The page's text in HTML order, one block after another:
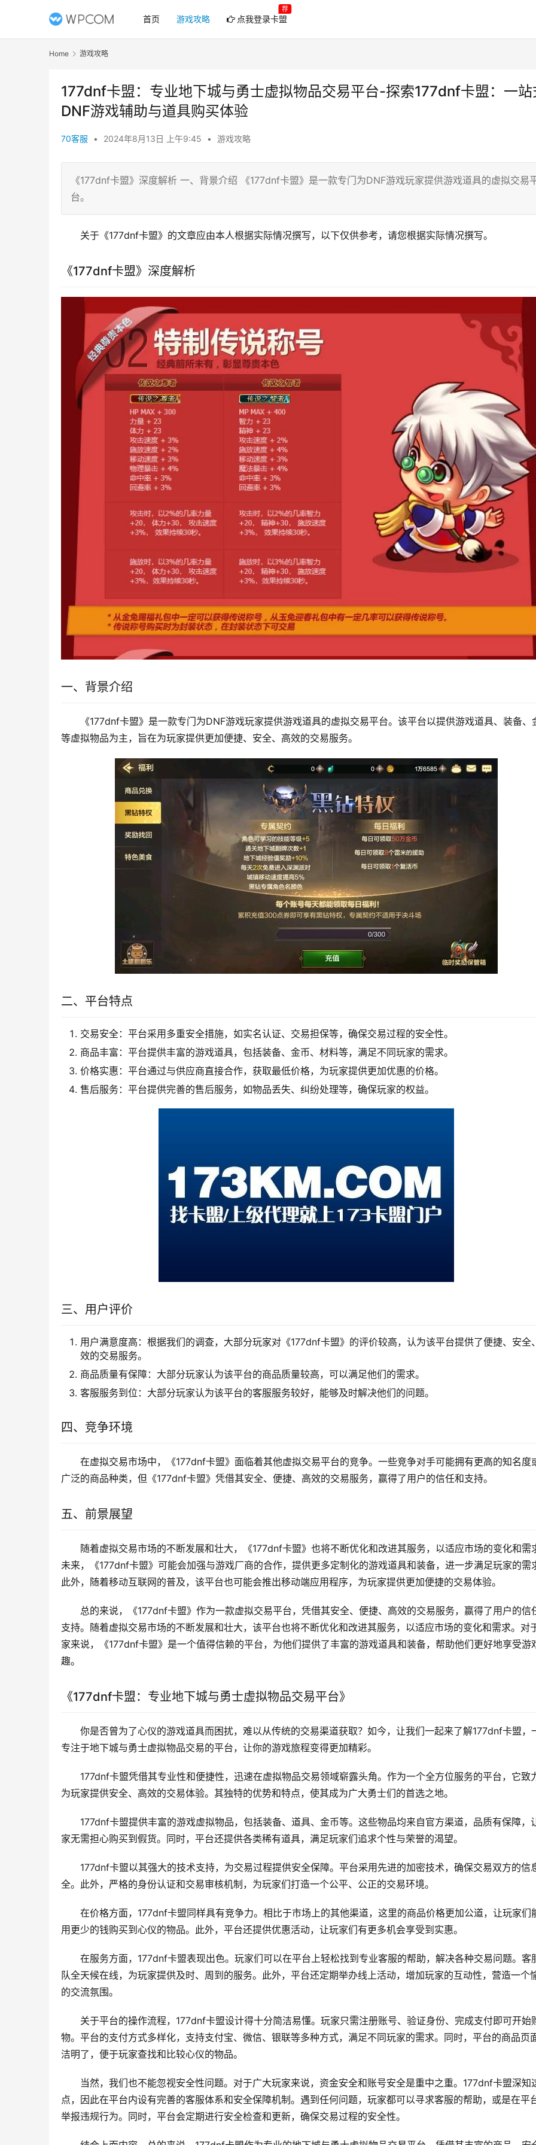
首页 游戏攻略 点我登录卡盟
荐
Home 游戏攻略
177dnf卡盟：专业地下城与勇士虚拟物品交易平台-探索177dnf卡盟：一站
DNF游戏辅助与道具购买体验
70客服 • 2024年8月13日 上午9:45 • 游戏攻略
《177dnf卡盟》深度解析 一、背景介绍 《177dnf卡盟》是一款专门为DNF游戏玩家提供游戏道具的虚拟交易
台。
关于《177dnf卡盟》的文章应由本人根据实际情况撰写，以下仅供参考，请您根据实际情况撰写。
《177dnf卡盟》深度解析
一、背景介绍
《177dnf卡盟》是一款专门为DNF游戏玩家提供游戏道具的虚拟交易平台。该平台以提供游戏道具、装备、
等虚拟物品为主，旨在为玩家提供更加便捷、安全、高效的交易服务。
二、平台特点
交易安全：平台采用多重安全措施，如实名认证、交易担保等，确保交易过程的安全性。
商品丰富：平台提供丰富的游戏道具，包括装备、金币、材料等，满足不同玩家的需求。
价格实惠：平台通过与供应商直接合作，获取最低价格，为玩家提供更加优惠的价格。
售后服务：平台提供完善的售后服务，如物品丢失、纠纷处理等，确保玩家的权益。
三、用户评价
用户满意度高：根据我们的调查，大部分玩家对《177dnf卡盟》的评价较高，认为该平台提供了便捷、安全
效的交易服务。
商品质量有保障：大部分玩家认为该平台的商品质量较高，可以满足他们的需求。
客服服务到位：大部分玩家认为该平台的客服服务较好，能够及时解决他们的问题。
四、竞争环境
在虚拟交易市场中，《177dnf卡盟》面临着其他虚拟交易平台的竞争。一些竞争对手可能拥有更高的知名度
广泛的商品种类，但《177dnf卡盟》凭借其安全、便捷、高效的交易服务，赢得了用户的信任和支持。
五、前景展望
随着虚拟交易市场的不断发展和壮大，《177dnf卡盟》也将不断优化和改进其服务，以适应市场的变化和需
未来，《177dnf卡盟》可能会加强与游戏厂商的合作，提供更多定制化的游戏道具和装备，进一步满足玩家的需
此外，随着移动互联网的普及，该平台也可能会推出移动端应用程序，为玩家提供更加便捷的交易体验。
总的来说，《177dnf卡盟》作为一款虚拟交易平台，凭借其安全、便捷、高效的交易服务，赢得了用户的信
支持。随着虚拟交易市场的不断发展和壮大，该平台也将不断优化和改进其服务，以适应市场的变化和需求。对
家来说，《177dnf卡盟》是一个值得信赖的平台，为他们提供了丰富的游戏道具和装备，帮助他们更好地享受游
趣。
《177dnf卡盟：专业地下城与勇士虚拟物品交易平台》
你是否曾为了心仪的游戏道具而困扰，难以从传统的交易渠道获取？如今，让我们一起来了解177dnf卡盟，
专注于地下城与勇士虚拟物品交易的平台，让你的游戏旅程变得更加精彩。
177dnf卡盟凭借其专业性和便捷性，迅速在虚拟物品交易领域崭露头角。作为一个全方位服务的平台，它致
为玩家提供安全、高效的交易体验。其独特的优势和特点，使其成为广大勇士们的首选之地。
177dnf卡盟提供丰富的游戏虚拟物品，包括装备、道具、金币等。这些物品均来自官方渠道，品质有保障，
家无需担心购买到假货。同时，平台还提供各类稀有道具，满足玩家们追求个性与荣誉的渴望。
177dnf卡盟以其强大的技术支持，为交易过程提供安全保障。平台采用先进的加密技术，确保交易双方的信
全。此外，严格的身份认证和交易审核机制，为玩家们打造一个公平、公正的交易环境。
在价格方面，177dnf卡盟同样具有竞争力。相比于市场上的其他渠道，这里的商品价格更加公道，让玩家们
用更少的钱购买到心仪的物品。此外，平台还提供优惠活动，让玩家们有更多机会享受到实惠。
在服务方面，177dnf卡盟表现出色。玩家们可以在平台上轻松找到专业客服的帮助，解决各种交易问题。客
队全天候在线，为玩家提供及时、周到的服务。此外，平台还定期举办线上活动，增加玩家的互动性，营造一个
的交流氛围。
关于平台的操作流程，177dnf卡盟设计得十分简洁易懂。玩家只需注册账号、验证身份、完成支付即可开始
物。平台的支付方式多样化，支持支付宝、微信、银联等多种方式，满足不同玩家的需求。同时，平台的商品页
洁明了，便于玩家查找和比较心仪的物品。
当然，我们也不能忽视安全性问题。对于广大玩家来说，资金安全和账号安全是重中之重。177dnf卡盟深知
点，因此在平台内设有完善的客服体系和安全保障机制。遇到任何问题，玩家都可以寻求客服的帮助，或是在平
举报违规行为。同时，平台会定期进行安全检查和更新，确保交易过程的安全性。